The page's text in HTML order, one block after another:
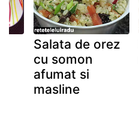
Salata de orez
cu somon
afumat si
masline